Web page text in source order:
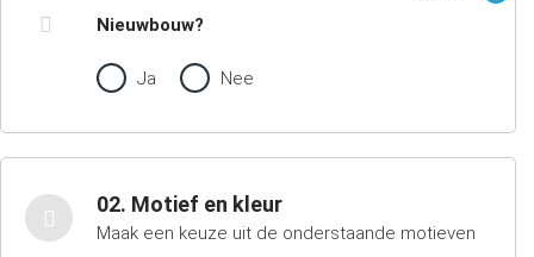
Nieuwbouw?
Ja Nee
02. Motief en kleur
Maak een keuze uit de onderstaande motieven